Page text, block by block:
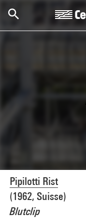
Pipilotti Rist
(1962, Suisse)
Blutclip